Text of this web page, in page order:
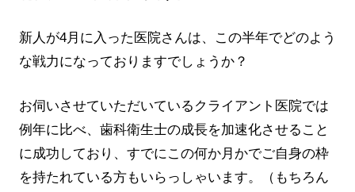
新人が4月に入った医院さんは、この半年でどのよう
な戦力になっておりますでしょうか？
お伺いさせていただいているクライアント医院では
例年に比べ、歯科衛生士の成長を加速化させること
に成功しており、すでにこの何か月かでご自身の枠
を持たれている方もいらっしゃいます。（もちろん